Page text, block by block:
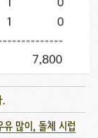
.
유 많이, 돌체 시럽